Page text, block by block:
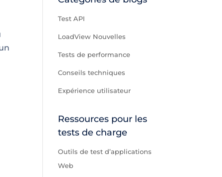
Test API
LoadView Nouvelles
Tests de performance
Conseils techniques
Expérience utilisateur
Ressources pour les
tests de charge
Outils de test d’applications
Web